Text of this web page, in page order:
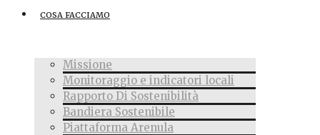
COSA FACCIAMO
Missione
Monitoraggio e indicatori locali
Rapporto Di Sostenibilità
Bandiera Sostenibile
Piattaforma Arenula